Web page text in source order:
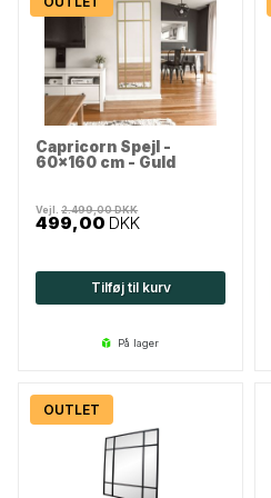
Capricorn Spejl -
60x160 cm - Guld
499,00 DKK
Vejl.2.499,00DKK
Tilføj til kurv
på lager
OUTLET